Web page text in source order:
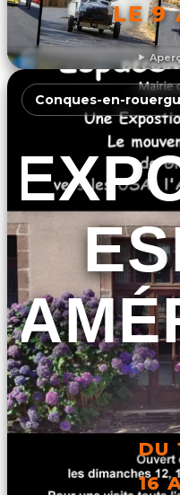
LE 9
Conques-en-
DU
16